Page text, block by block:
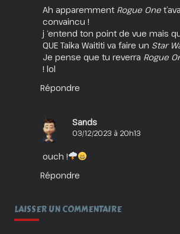
Ah apparemment Rogue One
convaincu !
j ‘entend ton point de vue mais
QUE Taika Waititi va faire un Star
Je pense que tu reverra Rogue
! lol
Répondre
Sands
03/12/2023 à 20h13
ouch !
Répondre
LAISSER UN COMMENTAIRE